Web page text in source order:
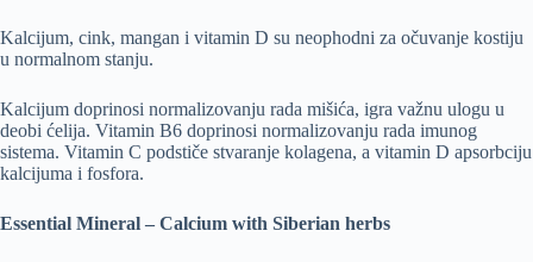
Kalcijum, cink, mangan i vitamin D su neophodni za očuvanje kostiju
u normalnom stanju.
Kalcijum doprinosi normalizovanju rada mišića, igra važnu ulogu u
deobi ćelija. Vitamin B6 doprinosi normalizovanju rada imunog
sistema. Vitamin C podstiče stvaranje kolagena, a vitamin D apsorbciju
kalcijuma i fosfora.
Essential Mineral – Calcium with Siberian herbs